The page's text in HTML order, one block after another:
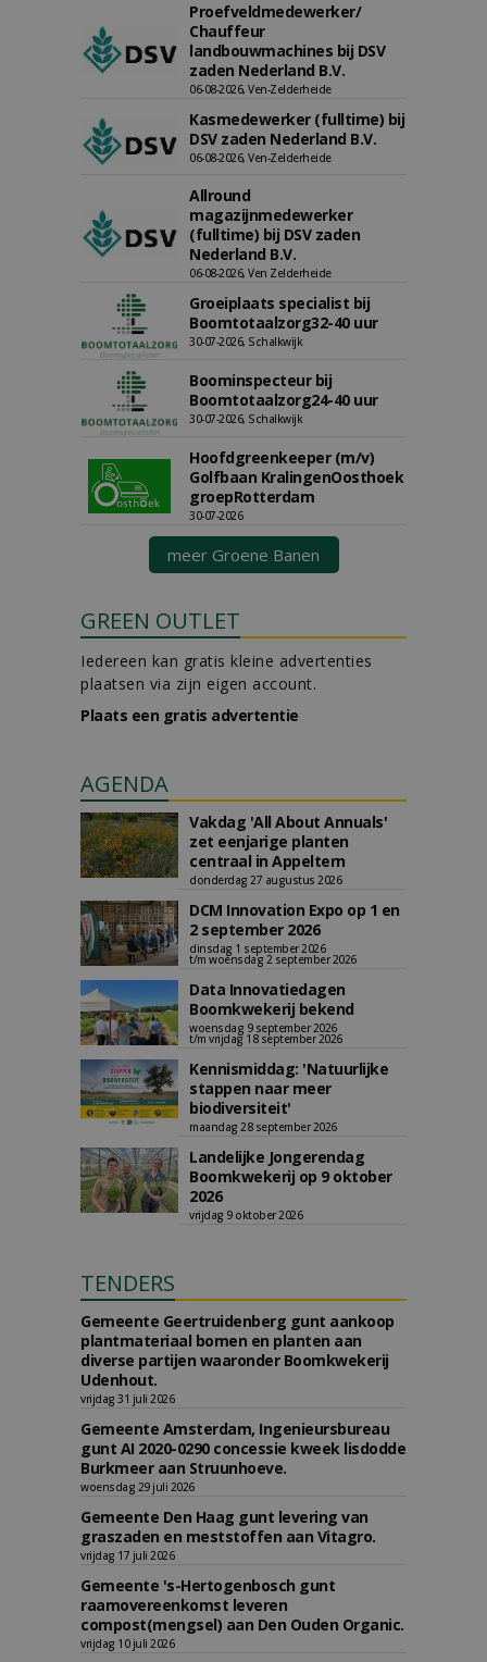
Proefveldmedewerker/
Chauffeur
landbouwmachines bij DSV
zaden Nederland B.V.
06-08-2026, Ven-Zelderheide
Kasmedewerker (fulltime) bij
DSV zaden Nederland B.V.
06-08-2026, Ven-Zelderheide
Allround
magazijnmedewerker
(fulltime) bij DSV zaden
Nederland B.V.
06-08-2026, Ven Zelderheide
Groeiplaats specialist bij
Boomtotaalzorg32-40 uur
30-07-2026, Schalkwijk
Boominspecteur bij
Boomtotaalzorg24-40 uur
30-07-2026, Schalkwijk
Hoofdgreenkeeper (m/v)
Golfbaan KralingenOosthoek
groepRotterdam
30-07-2026
meer Groene Banen
GREEN OUTLET
Iedereen kan gratis kleine advertenties
plaatsen via zijn eigen account.
Plaats een gratis advertentie
AGENDA
Vakdag 'All About Annuals'
zet eenjarige planten
centraal in Appeltern
donderdag 27 augustus 2026
DCM Innovation Expo op 1 en
2 september 2026
dinsdag 1 september 2026
t/m woensdag 2 september 2026
Data Innovatiedagen
Boomkwekerij bekend
woensdag 9 september 2026
t/m vrijdag 18 september 2026
Kennismiddag: 'Natuurlijke
stappen naar meer
biodiversiteit'
maandag 28 september 2026
Landelijke Jongerendag
Boomkwekerij op 9 oktober
2026
vrijdag 9 oktober 2026
TENDERS
Gemeente Geertruidenberg gunt aankoop
plantmateriaal bomen en planten aan
diverse partijen waaronder Boomkwekerij
Udenhout.
vrijdag 31 juli 2026
Gemeente Amsterdam, Ingenieursbureau
gunt AI 2020-0290 concessie kweek lisdodde
Burkmeer aan Struunhoeve.
woensdag 29 juli 2026
Gemeente Den Haag gunt levering van
graszaden en meststoffen aan Vitagro.
vrijdag 17 juli 2026
Gemeente 's-Hertogenbosch gunt
raamovereenkomst leveren
compost(mengsel) aan Den Ouden Organic.
vrijdag 10 juli 2026